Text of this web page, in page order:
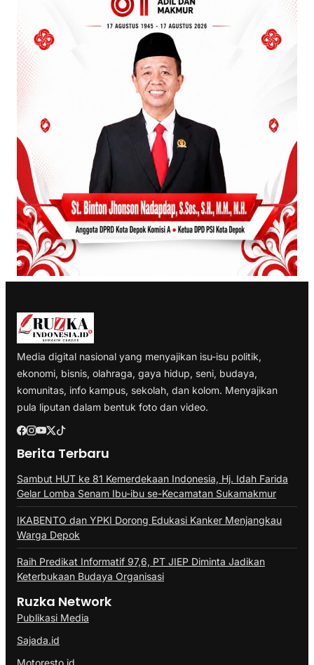
Media digital nasional yang menyajikan isu-isu politik,
ekonomi, bisnis, olahraga, gaya hidup, seni, budaya,
komunitas, info kampus, sekolah, dan kolom. Menyajikan
pula liputan dalam bentuk foto dan video.
Berita Terbaru
Sambut HUT ke 81 Kemerdekaan Indonesia, Hj. Idah Farida
Gelar Lomba Senam Ibu-ibu se-Kecamatan Sukamakmur
IKABENTO dan YPKI Dorong Edukasi Kanker Menjangkau
Warga Depok
Raih Predikat Informatif 97,6, PT JIEP Diminta Jadikan
Keterbukaan Budaya Organisasi
Ruzka Network
Publikasi Media
Sajada.id